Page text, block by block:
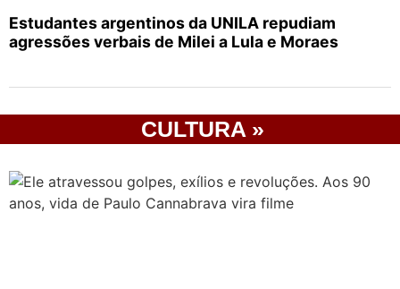
Estudantes argentinos da UNILA repudiam
agressões verbais de Milei a Lula e Moraes
CULTURA »